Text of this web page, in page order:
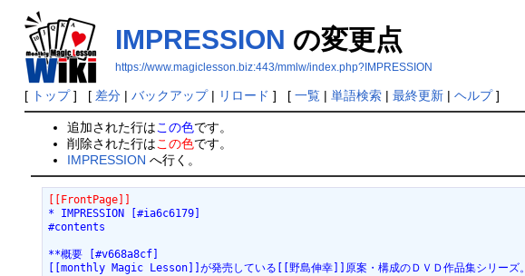
IMPRESSION の変更点
https://www.magiclesson.biz:443/mmlw/index.php?IMPRESSION
[ トップ] [ 差分| バックアップ| リロード ] [ 一覧| 単語検索| 最終更新| ヘルプ]
追加された行はこの色です。
削除された行はこの色です。
IMPRESSION へ行く。
[[FrontPage]]
* IMPRESSION [#ia6c6179]
#contents
**概要 [#v668a8cf]
[[monthly Magic Lesson]]が発売している[[野島伸幸]]原案・構成のＤＶＤ作品集シリーズ。